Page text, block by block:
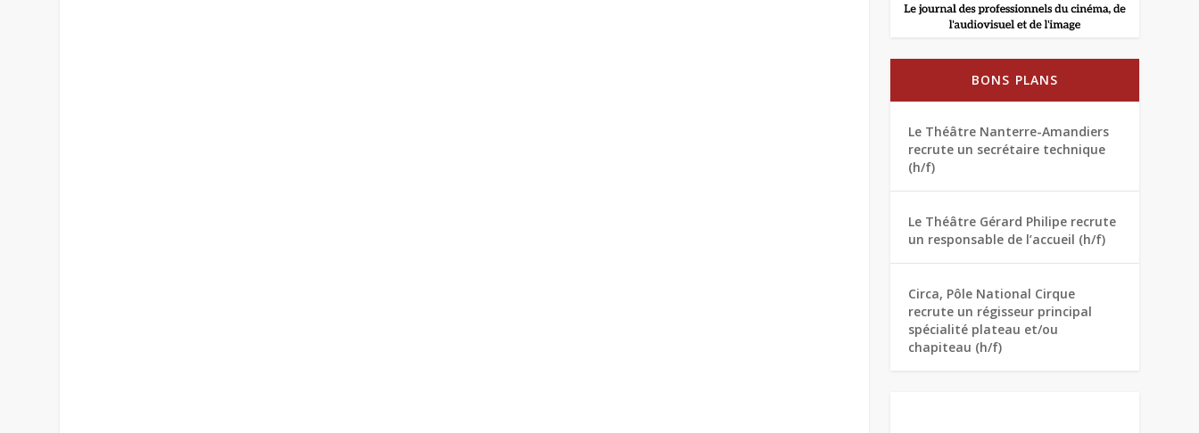
BONS PLANS
Le Théâtre Nanterre-Amandiers
recrute un secrétaire technique
(h/f)
Le Théâtre Gérard Philipe recrute
un responsable de l’accueil (h/f)
Circa, Pôle National Cirque
recrute un régisseur principal
spécialité plateau et/ou
chapiteau (h/f)